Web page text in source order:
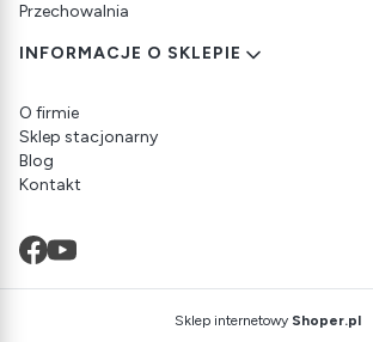
Przechowalnia
INFORMACJE O SKLEPIE
O firmie
Sklep stacjonarny
Blog
Kontakt
Sklep internetowy Shoper.pl